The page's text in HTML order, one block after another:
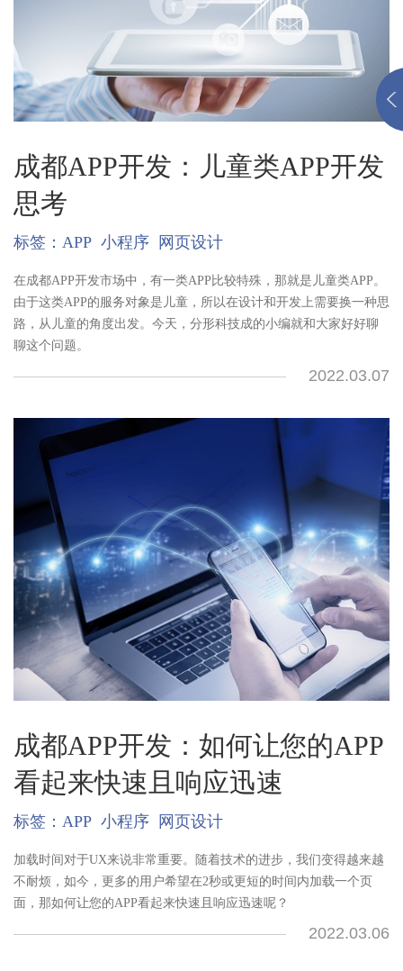
成都APP开发：儿童类APP开发
思考
标签： APP 小程序 网页设计
在成都APP开发市场中，有一类APP比较特殊，那就是儿童类APP。
由于这类APP的服务对象是儿童，所以在设计和开发上需要换一种思
路，从儿童的角度出发。今天，分形科技成的小编就和大家好好聊
聊这个问题。
2022.03.07
成都APP开发：如何让您的APP
看起来快速且响应迅速
标签： APP 小程序 网页设计
加载时间对于UX来说非常重要。随着技术的进步，我们变得越来越
不耐烦，如今，更多的用户希望在2秒或更短的时间内加载一个页
面，那如何让您的APP看起来快速且响应迅速呢？
2022.03.06